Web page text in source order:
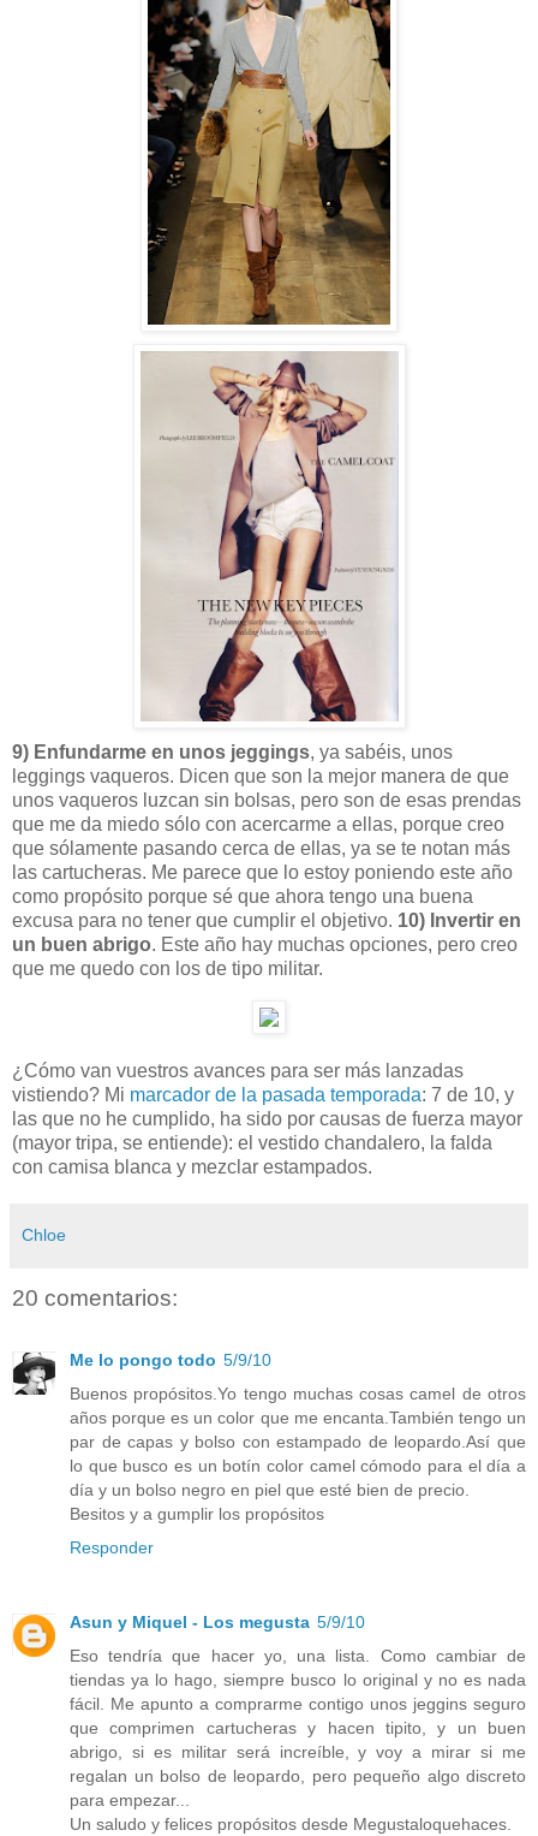
9) Enfundarme en unos jeggings, ya sabéis, unos
leggings vaqueros. Dicen que son la mejor manera de que
unos vaqueros luzcan sin bolsas, pero son de esas prendas
que me da miedo sólo con acercarme a ellas, porque creo
que sólamente pasando cerca de ellas, ya se te notan más
las cartucheras. Me parece que lo estoy poniendo este año
como propósito porque sé que ahora tengo una buena
excusa para no tener que cumplir el objetivo. 10) Invertir en
un buen abrigo. Este año hay muchas opciones, pero creo
que me quedo con los de tipo militar.
¿Cómo van vuestros avances para ser más lanzadas
vistiendo? Mi marcador de la pasada temporada: 7 de 10, y
las que no he cumplido, ha sido por causas de fuerza mayor
(mayor tripa, se entiende): el vestido chandalero, la falda
con camisa blanca y mezclar estampados.
Chloe
20 comentarios:
Me lo pongo todo 5/9/10
Buenos propósitos.Yo tengo muchas cosas camel de otros
años porque es un color que me encanta.También tengo un
par de capas y bolso con estampado de leopardo.Así que
lo que busco es un botín color camel cómodo para el día a
día y un bolso negro en piel que esté bien de precio.
Besitos y a gumplir los propósitos
Responder
Asun y Miquel - Los megusta 5/9/10
Eso tendría que hacer yo, una lista. Como cambiar de
tiendas ya lo hago, siempre busco lo original y no es nada
fácil. Me apunto a comprarme contigo unos jeggins seguro
que comprimen cartucheras y hacen tipito, y un buen
abrigo, si es militar será increíble, y voy a mirar si me
regalan un bolso de leopardo, pero pequeño algo discreto
para empezar...
Un saludo y felices propósitos desde Megustaloquehaces.